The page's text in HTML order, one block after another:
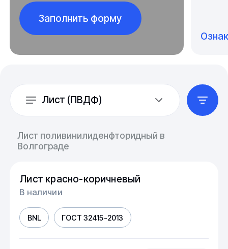
Заполнить форму
Лист (ПВДФ)
Лист поливинилиденфторидный в
Волгограде
Лист красно-коричневый
В наличии
BNL ГОСТ 32415-2013